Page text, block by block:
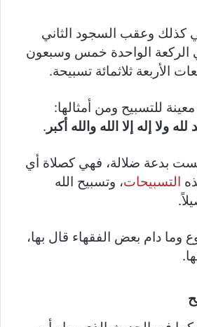
كذلك وعقب السجود الثاني
الركعة الواحدة خمس وسبعون
الأربعة ثلاثمائة تسبيحة.
للتسبيح ومن أمثالها:
ولا إله إلا الله والله أكبر .
بدعة ضلالة، فهي كصلاة أي
التسبيحات، وتسبيح الله
وما دام بعض الفقهاء قال بها،